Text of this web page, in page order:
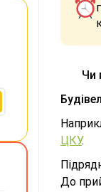
Чи
ЦКУ.
До